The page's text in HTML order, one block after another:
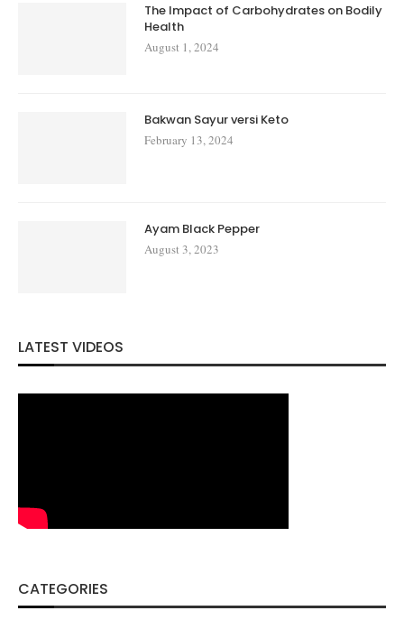
The Impact of Carbohydrates on Bodily
Health
August 1, 2024
Bakwan Sayur versi Keto
February 13, 2024
Ayam Black Pepper
August 3, 2023
LATEST VIDEOS
CATEGORIES